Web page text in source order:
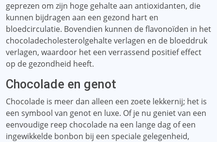
geprezen om zijn hoge gehalte aan antioxidanten, die
kunnen bijdragen aan een gezond hart en
bloedcirculatie. Bovendien kunnen de flavonoïden in het
chocoladecholesterolgehalte verlagen en de bloeddruk
verlagen, waardoor het een verrassend positief effect
op de gezondheid heeft.
Chocolade en genot
Chocolade is meer dan alleen een zoete lekkernij; het is
een symbool van genot en luxe. Of je nu geniet van een
eenvoudige reep chocolade na een lange dag of een
ingewikkelde bonbon bij een speciale gelegenheid,